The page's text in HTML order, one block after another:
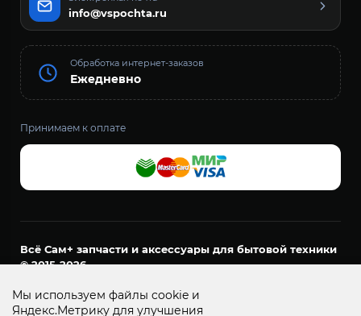
info@vspochta.ru
Обработка интернет-заказов
Ежедневно
Принимаем к оплате
Всё Сам+ запчасти и аксессуары для бытовой техники
© 2015-2026
ОГРН 1157456021161
ИНН 7452127894
Мы используем файлы cookie и
Яндекс.Метрику для улучшения